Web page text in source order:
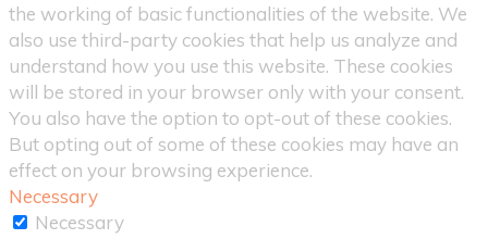
the working of basic functionalities of the website. We
also use third-party cookies that help us analyze and
understand how you use this website. These cookies
will be stored in your browser only with your consent.
You also have the option to opt-out of these cookies.
But opting out of some of these cookies may have an
effect on your browsing experience.
Necessary
Necessary